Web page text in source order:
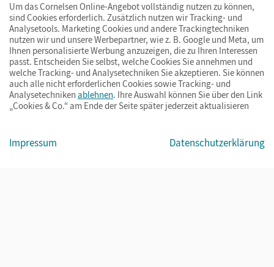
© Cornelsen Verlag 2026
ImpressumAGBDatenschutzBarrierefreiheitCookies & Co.
Um das Cornelsen Online-Angebot vollständig nutzen zu können,
sind Cookies erforderlich. Zusätzlich nutzen wir Tracking- und
Analysetools. Marketing Cookies und andere Trackingtechniken
nutzen wir und unsere Werbepartner, wie z. B. Google und Meta, um
Ihnen personalisierte Werbung anzuzeigen, die zu Ihren Interessen
passt. Entscheiden Sie selbst, welche Cookies Sie annehmen und
welche Tracking- und Analysetechniken Sie akzeptieren. Sie können
auch alle nicht erforderlichen Cookies sowie Tracking- und
Analysetechniken ablehnen. Ihre Auswahl können Sie über den Link
„Cookies & Co.“ am Ende der Seite später jederzeit aktualisieren
Impressum Datenschutzerklärung